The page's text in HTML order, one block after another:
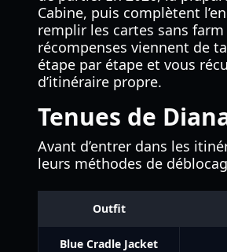
Cabine, puis complètent
remplir les cartes sans
récompenses viennent de
étape par étape et vous
d’itinéraire propre.
Tenues de
Avant d’entrer dans les
leurs méthodes de
Outfit
Blue Cradle Jacket